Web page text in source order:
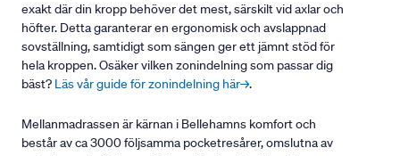
exakt där din kropp behöver det mest, särskilt vid axlar och
höfter. Detta garanterar en ergonomisk och avslappnad
sovställning, samtidigt som sängen ger ett jämnt stöd för
hela kroppen. Osäker vilken zonindelning som passar dig
bäst? Läs vår guide för zonindelning här→.
Mellanmadrassen är kärnan i Bellehamns komfort och
består av ca 3000 följsamma pocketresårer, omslutna av